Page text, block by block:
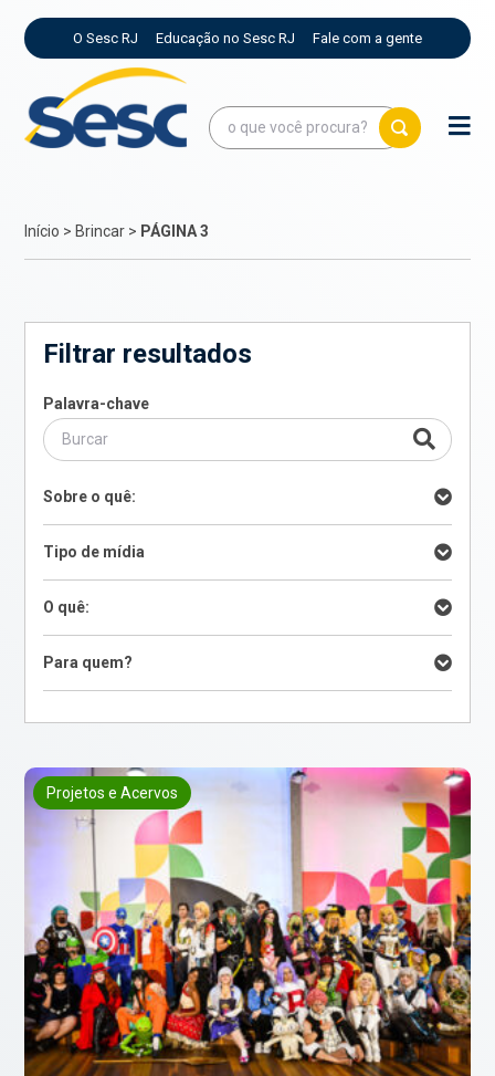
O Sesc RJ Educação no Sesc RJ Fale com a gente
Início > Brincar > PÁGINA 3
Filtrar resultados
Palavra-chave
Sobre o quê:
Tipo de mídia
O quê:
Para quem?
Projetos e Acervos